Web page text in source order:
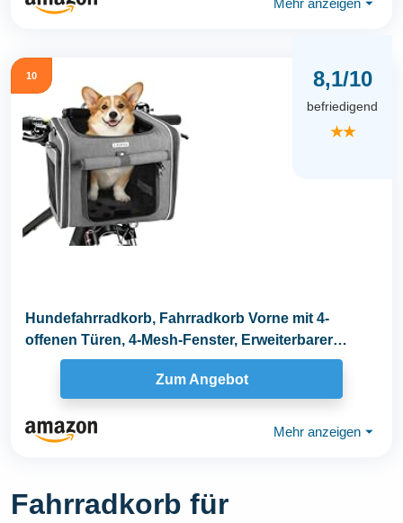
10 8,1/10
befriedigend
★★
Hundefahrradkorb, Fahrradkorb Vorne mit 4-
offenen Türen, 4-Mesh-Fenster, Erweiterbarer
Faltbarer...
Zum Angebot
Mehr anzeigen ⏷
Fahrradkorb für